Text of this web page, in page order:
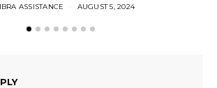
ASSISTANCE AUGUST 5, 2024